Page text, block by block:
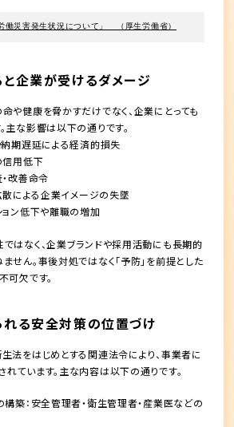
働災害発生状況について」　（厚生労働省）
企業が受けるダメージ
や健康を脅かすだけでなく、企業にとっても
主な影響は以下の通りです。
期遅延による経済的損失
信用低下
改善命令
による企業イメージの失墜
ン低下や離職の増加
はなく、企業ブランドや採用活動にも長期的
せん。事後対処ではなく「予防」を前提とした
可欠です。
る安全対策の位置づけ
法をはじめとする関連法令により、事業者に
ています。主な内容は以下の通りです。
築：安全管理者・衛生管理者・産業医などの